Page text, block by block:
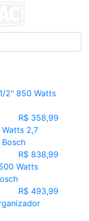
2" 850 Watts
R$ 358,99
2,7
R$ 838,99
Watts
R$ 493,99